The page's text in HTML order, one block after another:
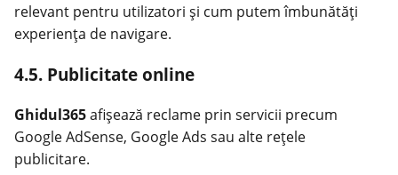
relevant pentru utilizatori și cum putem îmbunătăți
experiența de navigare.
4.5. Publicitate online
Ghidul365afișează reclame prin servicii precum
Google AdSense, Google Ads sau alte rețele
publicitare.